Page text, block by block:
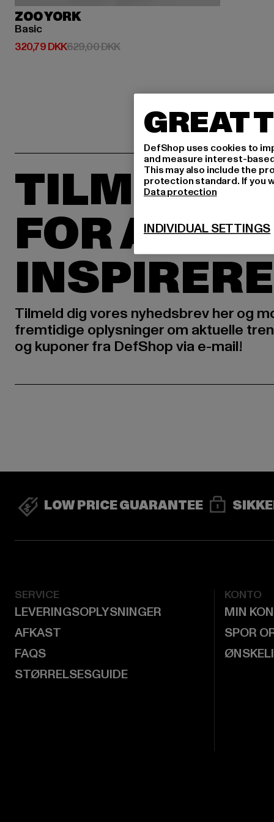
ZOO YORK
Basic
320,79 DKK
Nuværende pris: 320,79 DKK
629,00 DKKKampagnepris: 629,00 DKK
TILMELD
FOR AT
Tilmeld dig vores nyhedsbrev her og
fremtidige oplysninger om aktuelle
og kuponer fra DefShop via e-mail!
LOW PRICE GUARANTEE
SERVICE
LEVERINGSOPLYSNINGER
AFKAST
FAQS
STØRRELSESGUIDE
KONTO
MIN
SPOR
GREAT
DefShop uses cookies to
and measure interest-
This may also include the
protection standard. If you
Data protection
INDIVIDUAL SETTINGS